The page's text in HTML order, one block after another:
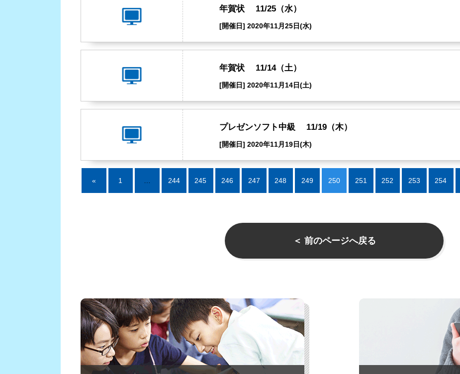
年賀状 11/25（水）
[開催日] 2020年11月25日(水)
年賀状 11/14（土）
[開催日] 2020年11月14日(土)
プレゼンソフト中級 11/19（木）
[開催日] 2020年11月19日(木)
« 1 244 245 246 247 248 249 250 251 252 253 254
＜ 前のページへ戻る